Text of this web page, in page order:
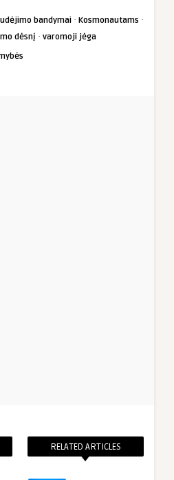
bandymai · Kosmonautams ·
dėsnį · varomoji jėga
RELATED ARTICLES